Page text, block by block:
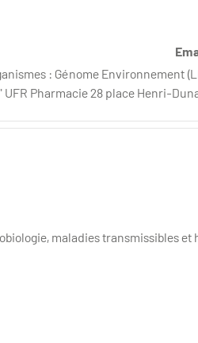
: Génome Environnement
Pharmacie 28 place Henri-
maladies transmissibles et